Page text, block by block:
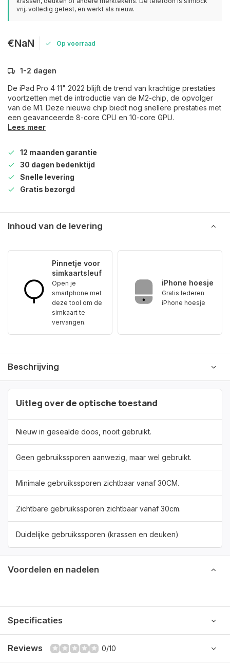
vrij, volledig getest, en werkt als nieuw.
€NaN Op voorraad
1-2 dagen
De iPad Pro 4 11" 2022 blijft de trend van krachtige prestaties
voortzetten met de introductie van de M2-chip, de opvolger
van de M1. Deze nieuwe chip biedt nog snellere prestaties met
een geavanceerde 8-core CPU en 10-core GPU.
Lees meer
12 maanden garantie
30 dagen bedenktijd
Snelle levering
Gratis bezorgd
Inhoud van de levering
Pinnetje voor
simkaartsleuf
Open je
smartphone met
deze tool om de
simkaart te
vervangen.
iPhone hoesje
Gratis lederen
iPhone hoesje
Beschrijving
Uitleg over de optische toestand
Nieuw in gesealde doos, nooit gebruikt.
Geen gebruikssporen aanwezig, maar wel gebruikt.
Minimale gebruikssporen zichtbaar vanaf 30CM.
Zichtbare gebruikssporen zichtbaar vanaf 30cm.
Duidelijke gebruikssporen (krassen en deuken)
Voordelen en nadelen
Specificaties
Reviews 0/10